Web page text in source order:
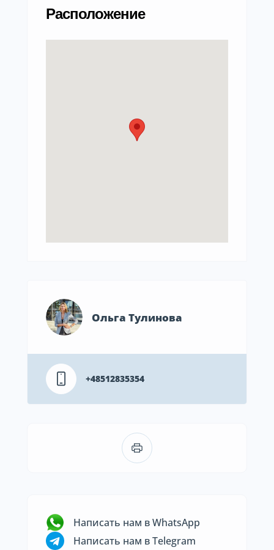
Расположение
Ольга Тулинова
+48512835354
Написать нам в WhatsApp
Написать нам в Telegram